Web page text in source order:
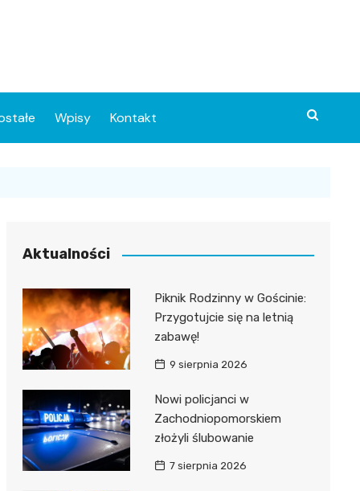
Wpisy Kontakt
Aktualności
Piknik Rodzinny w Gościnie:
Przygotujcie się na letnią
zabawę!
9 sierpnia 2026
Nowi policjanci w
Zachodniopomorskiem
złożyli ślubowanie
7 sierpnia 2026